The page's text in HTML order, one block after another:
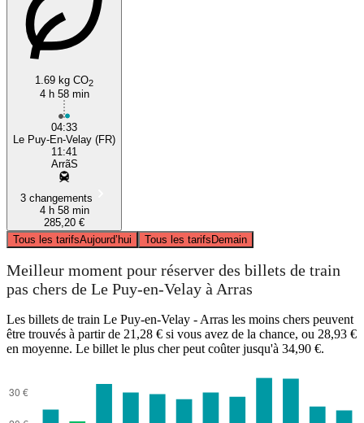
1.69 kg CO2
4 h 58 min
04:33
Le Puy-En-Velay (FR)
11:41
ArrãS
3 changements
4 h 58 min
285,20 €
Tous les tarifsAujourd’hui Tous les tarifsDemain
Meilleur moment pour réserver des billets de train
pas chers de Le Puy-en-Velay à Arras
Les billets de train Le Puy-en-Velay - Arras les moins chers peuvent
être trouvés à partir de 21,28 € si vous avez de la chance, ou 28,93 €
en moyenne. Le billet le plus cher peut coûter jusqu'à 34,90 €.